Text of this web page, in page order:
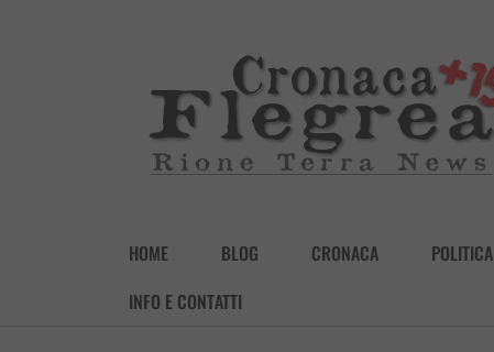
HOME BLOG CRONACA POLITICA
INFO E CONTATTI